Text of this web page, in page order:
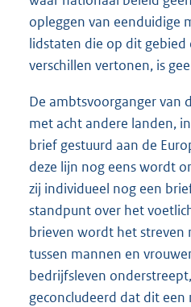
opleggen van eenduidige
lidstaten die op dit
verschillen vertonen, is
De ambtsvoorganger van
met acht andere landen,
brief gestuurd aan de
deze lijn nog eens wordt
zij individueel nog een
standpunt over het
brieven wordt het streven
tussen mannen en
bedrijfsleven
geconcludeerd dat dit